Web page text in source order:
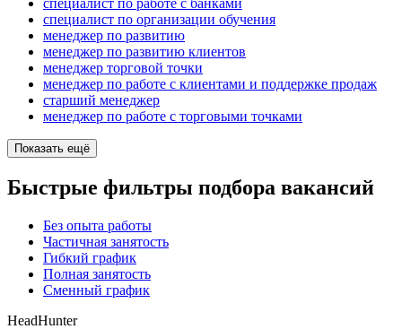
специалист по работе с банками
специалист по организации обучения
менеджер по развитию
менеджер по развитию клиентов
менеджер торговой точки
менеджер по работе с клиентами и поддержке продаж
старший менеджер
менеджер по работе с торговыми точками
Показать ещё
Быстрые фильтры подбора вакансий
Без опыта работы
Частичная занятость
Гибкий график
Полная занятость
Сменный график
HeadHunter